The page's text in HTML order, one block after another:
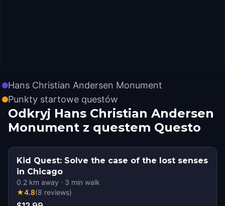
Hans Christian Andersen Monument
Punkty startowe questów
Odkryj Hans Christian Andersen
Monument z questem Questo
Kid Quest: Solve the case of the lost senses
in Chicago
0.2 km away · 3 min walk
★4.8(8 reviews)